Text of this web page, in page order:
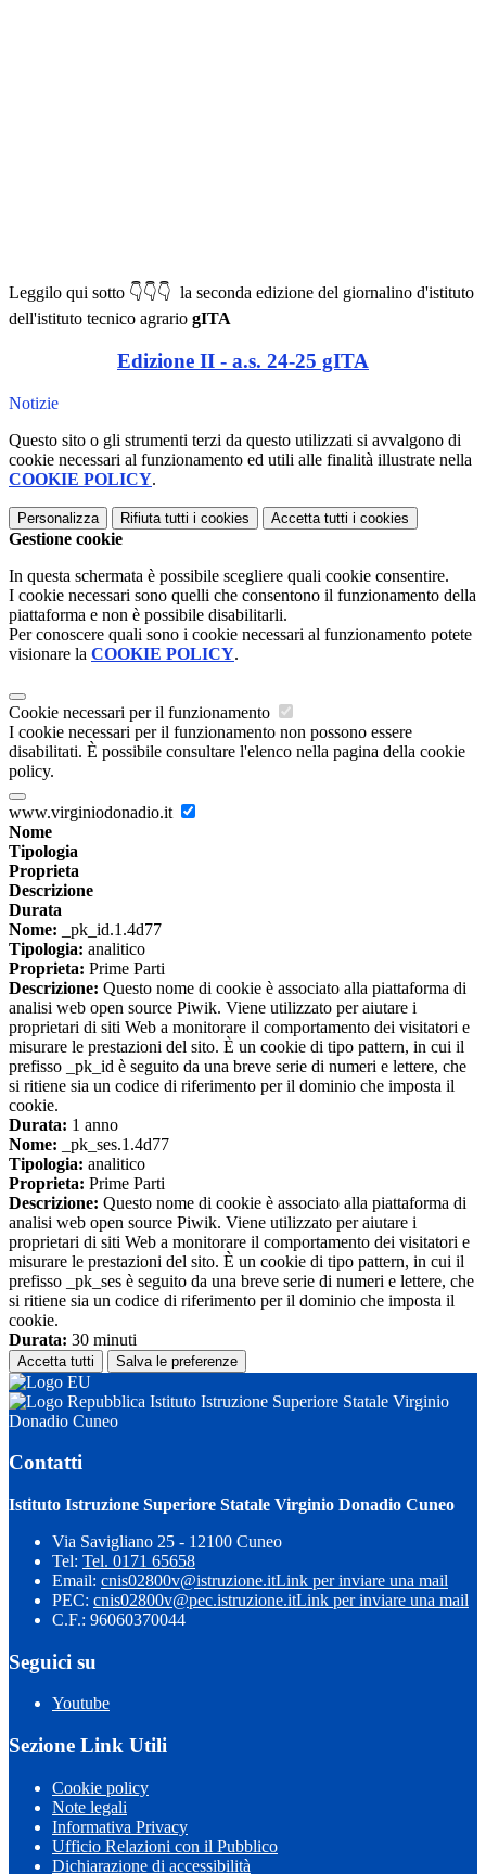
Leggilo qui sotto 👇👇👇 la seconda edizione del giornalino d'istituto
dell'istituto tecnico agrario gITA
Edizione II - a.s. 24-25 gITA
Notizie
Questo sito o gli strumenti terzi da questo utilizzati si avvalgono di
cookie necessari al funzionamento ed utili alle finalità illustrate nella
COOKIE POLICY.
Personalizza Rifiuta tutti i cookies Accetta tutti i cookies
Gestione cookie
In questa schermata è possibile scegliere quali cookie consentire.
I cookie necessari sono quelli che consentono il funzionamento della
piattaforma e non è possibile disabilitarli.
Per conoscere quali sono i cookie necessari al funzionamento potete
visionare la COOKIE POLICY.
Cookie necessari per il funzionamento
I cookie necessari per il funzionamento non possono essere
disabilitati. È possibile consultare l'elenco nella pagina della cookie
policy.
www.virginiodonadio.it
Nome
Tipologia
Proprieta
Descrizione
Durata
Nome: _pk_id.1.4d77
Tipologia: analitico
Proprieta: Prime Parti
Descrizione: Questo nome di cookie è associato alla piattaforma di
analisi web open source Piwik. Viene utilizzato per aiutare i
proprietari di siti Web a monitorare il comportamento dei visitatori e
misurare le prestazioni del sito. È un cookie di tipo pattern, in cui il
prefisso _pk_id è seguito da una breve serie di numeri e lettere, che
si ritiene sia un codice di riferimento per il dominio che imposta il
cookie.
Durata: 1 anno
Nome: _pk_ses.1.4d77
Tipologia: analitico
Proprieta: Prime Parti
Descrizione: Questo nome di cookie è associato alla piattaforma di
analisi web open source Piwik. Viene utilizzato per aiutare i
proprietari di siti Web a monitorare il comportamento dei visitatori e
misurare le prestazioni del sito. È un cookie di tipo pattern, in cui il
prefisso _pk_ses è seguito da una breve serie di numeri e lettere, che
si ritiene sia un codice di riferimento per il dominio che imposta il
cookie.
Durata: 30 minuti
Accetta tutti Salva le preferenze
Istituto Istruzione Superiore Statale Virginio
Donadio Cuneo
Contatti
Istituto Istruzione Superiore Statale Virginio Donadio Cuneo
Via Savigliano 25 - 12100 Cuneo
Tel: Tel. 0171 65658
Email: cnis02800v@istruzione.itLink per inviare una mail
PEC: cnis02800v@pec.istruzione.itLink per inviare una mail
C.F.: 96060370044
Seguici su
Youtube
Sezione Link Utili
Cookie policy
Note legali
Informativa Privacy
Ufficio Relazioni con il Pubblico
Dichiarazione di accessibilità